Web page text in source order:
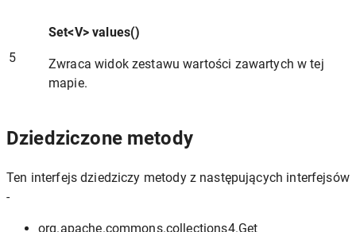
5
Set<V> values()
Zwraca widok zestawu wartości zawartych w tej
mapie.
Dziedziczone metody
Ten interfejs dziedziczy metody z następujących interfejsów
-
org.apache.commons.collections4.Get